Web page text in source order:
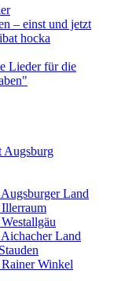
– einst und jetzt
hocka
Lieder für die
Augsburg
Land
Illerraum
Land
Winkel